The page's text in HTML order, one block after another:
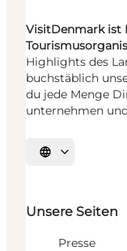
VisitDenmark ist
Highlights des
buchstäblich
du jede Menge
unternehmen
Sprache
Unsere Seiten
Presse